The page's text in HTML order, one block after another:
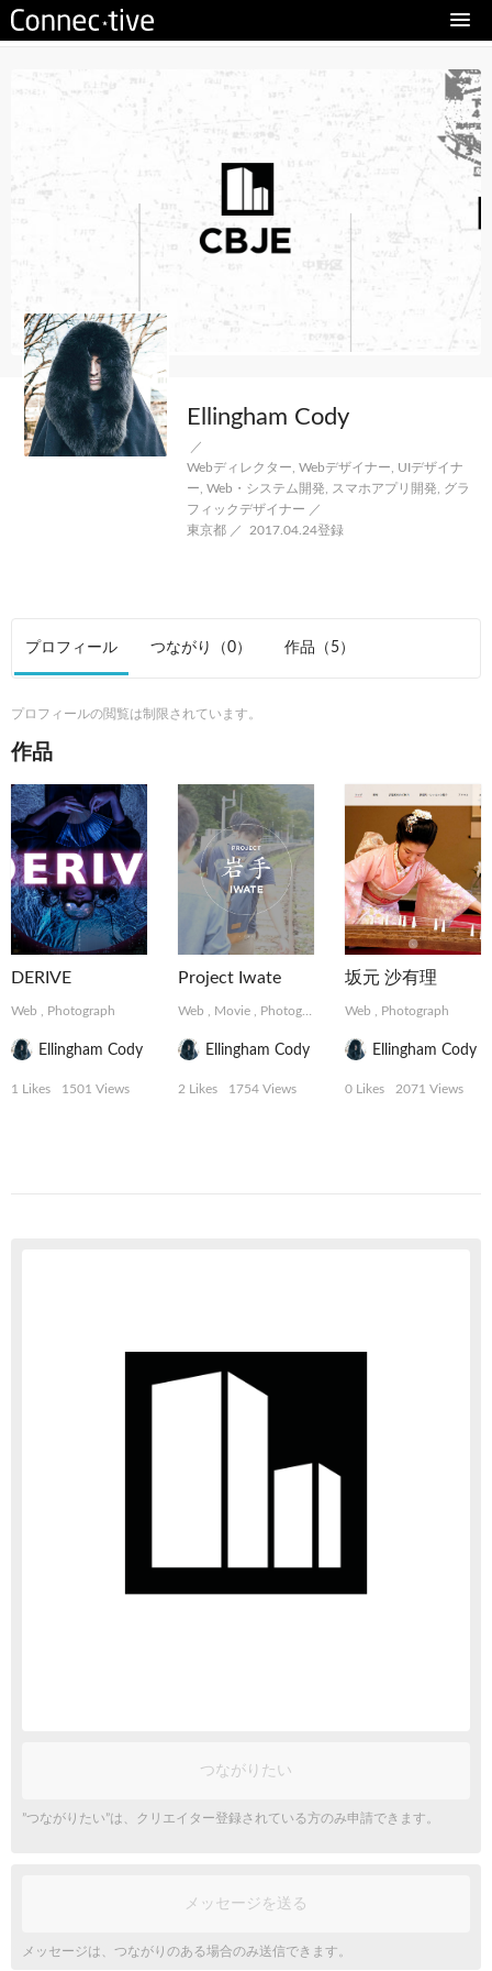
Ellingham Cody
／
Webディレクター, Webデザイナー, UIデザイナ
ー, Web・システム開発, スマホアプリ開発, グラ
フィックデザイナー ／
東京都 ／
2017.04.24登録
プロフィール つながり （0） 作品 （5）
プロフィールの閲覧は制限されています。
作品
DERIVE
Web Photograph
Ellingham Cody
1 Likes 1501 Views
Project Iwate
Web Movie Photograph
Ellingham Cody
2 Likes 1754 Views
坂元 沙有理
Web Photograph
Ellingham Cody
0 Likes 2071 Views
つながりたい
”つながりたい”は、クリエイター登録されている方のみ申請できます。
メッセージを送る
メッセージは、つながりのある場合のみ送信できます。